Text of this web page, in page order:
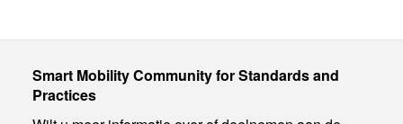
Smart Mobility Community for Standards and
Practices